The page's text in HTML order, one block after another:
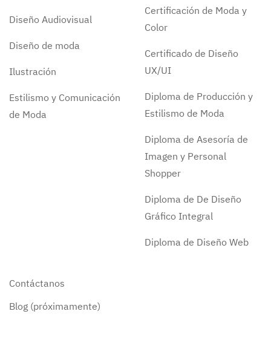
Diseño Audiovisual
Diseño de moda
Ilustración
Estilismo y Comunicación
de Moda
Certificación de Moda y
Color
Certificado de Diseño
UX/UI
Diploma de Producción y
Estilismo de Moda
Diploma de Asesoría de
Imagen y Personal
Shopper
Diploma de De Diseño
Gráfico Integral
Diploma de Diseño Web
Contáctanos
Blog (próximamente)